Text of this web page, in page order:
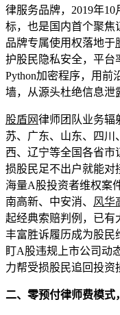
律服务品牌，2019年
标，也是国内首个聚焦
品牌专属使用权落地于
护股民隐私安全，平台
Python加密程序，用前
墙，从源头杜绝信息泄
股盾网律师团队业务辐
苏、广东、山东、四川
西、辽宁等全国各省市
损股民足不出户就能对
海量A股投资者维权案
南高新、中安消、 风华
起经典索赔判例，已有
丰富胜诉履历成为股民
盯A股违规上市公司动
力帮受损股民追回投资
二、零预付律师费模式